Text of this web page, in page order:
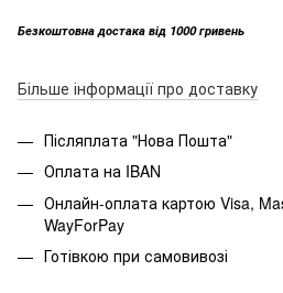
Безкоштовна достака від 1000 гривень
Більше інформації про доставку
Післяплата "Нова Пошта"
Оплата на IBAN
Онлайн-оплата картою Visa,
WayForPay
Готівкою при самовивозі